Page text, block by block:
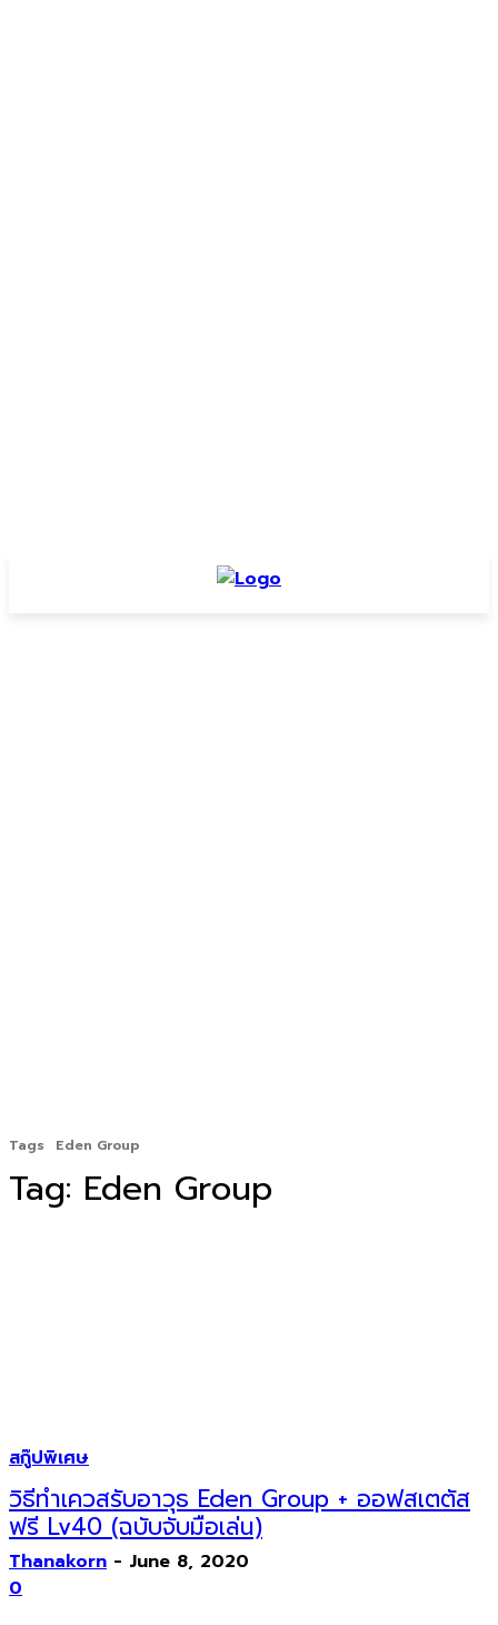
Tags Eden Group
Tag: Eden Group
สกู๊ปพิเศษ
วิธีทำเควสรับอาวุธ Eden Group + ออฟสเตตัส
ฟรี Lv40 (ฉบับจับมือเล่น)
Thanakorn - June 8, 2020
0